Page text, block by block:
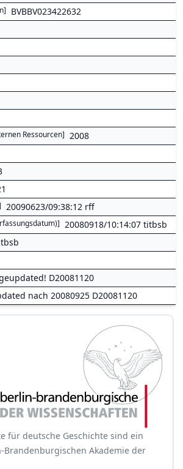
] BVBBV023422632
Ressourcen] 2008
20090623/09:38:12 rff
] 20080918/10:14:07 titbsb
D20081120
nach 20080925 D20081120
für deutsche Geschichte sind ein
Brandenburgischen Akademie der